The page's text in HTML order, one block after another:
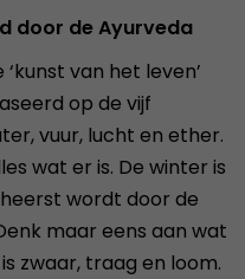
door de Ayurveda
van het leven’
op de vijf
vuur, lucht en ether.
wat er is. De winter is
wordt door de
maar eens aan wat
zwaar, traag en loom.